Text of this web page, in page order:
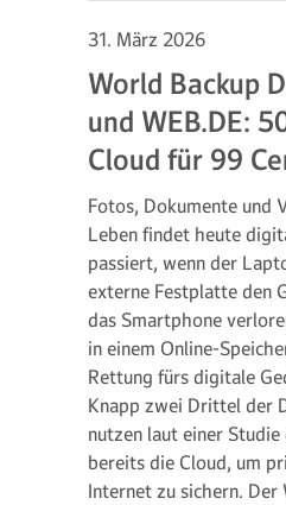
31. März 2026
World Backup
und WEB.DE:
Cloud für 99
Fotos, Dokumente und
Leben findet heute
passiert, wenn der
externe Festplatte den
das Smartphone
in einem Online-
Rettung fürs digitale
Knapp zwei Drittel der
nutzen laut einer
bereits die Cloud, um
Internet zu sichern. Der